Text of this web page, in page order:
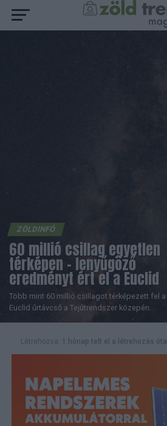
ZÖLDINFÓ
60 millió csillag egyetlen
térképen – lenyűgöző
eredményt ért el a Euclid
Több mint 60 millió csillagot térképezett fel a
Euclid űrtávcső a Tejútrendszer közepén.
Létrehozva: 1 hónap telt el a létrehozás óta